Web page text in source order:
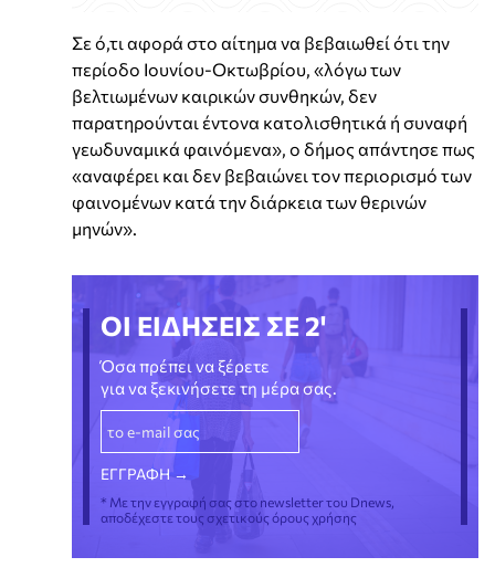
Σε ό,τι αφορά στο αίτημα να βεβαιωθεί ότι την
περίοδο Ιουνίου-Οκτωβρίου, «λόγω των
βελτιωμένων καιρικών συνθηκών, δεν
παρατηρούνται έντονα κατολισθητικά ή συναφή
γεωδυναμικά φαινόμενα», ο δήμος απάντησε πως
«αναφέρει και δεν βεβαιώνει τον περιορισμό των
φαινομένων κατά την διάρκεια των θερινών
μηνών».
ΟΙ ΕΙΔΗΣΕΙΣ ΣΕ 2'
Όσα πρέπει να ξέρετε
για να ξεκινήσετε τη μέρα σας.
* Με την εγγραφή σας στο newsletter του Dnews,
αποδέχεστε τους σχετικούς όρους χρήσης